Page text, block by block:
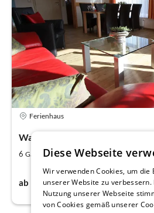
Ferienhaus
Wangerland
6 Gäste 115m 23 Schlafzimmer
ab 120€ pro Nacht
Diese Webseite
Wir verwenden Cookies, um
unserer Website zu
Nutzung unserer Webseite
von Cookies gemäß unserer